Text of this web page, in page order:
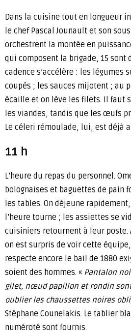
Dans la cuisine tout en longueur
le chef Pascal Jounault et son
orchestrent la montée en
qui composent la brigade, 15 sont
cadence s’accélère : les légumes
coupés ; les sauces mijotent ; au
écaille et on lève les filets. Il faut
les viandes, tandis que les œufs
Le céleri rémoulade, lui, est déjà
11 h
L’heure du repas du personnel.
bolognaises et baguettes de pain
les tables. On déjeune
l’heure tourne ; les assiettes se
cuisiniers retournent à leur poste.
on est surpris de voir cette
respecte encore le bail de 1880
soient des hommes. « Pantalon
gilet, nœud papillon et rondin
oublier les chaussettes noires
Stéphane Counelakis. Le tablier
numéroté sont fournis.